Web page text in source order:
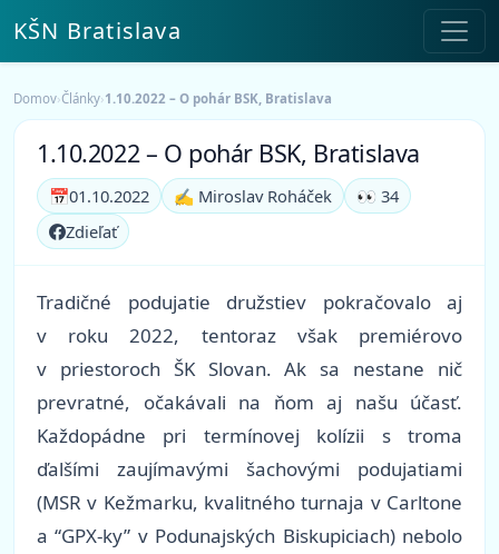
KŠN Bratislava
Domov›Články›1.10.2022 – O pohár BSK, Bratislava
1.10.2022 – O pohár BSK, Bratislava
📅01.10.2022 ✍️ Miroslav Roháček
👀 34
Zdieľať
Tradičné podujatie družstiev pokračovalo aj
v roku 2022, tentoraz však premiérovo
v priestoroch ŠK Slovan. Ak sa nestane nič
prevratné, očakávali na ňom aj našu účasť.
Každopádne pri termínovej kolízii s troma
ďalšími zaujímavými šachovými podujatiami
(MSR v Kežmarku, kvalitného turnaja v Carltone
a “GPX-ky” v Podunajských Biskupiciach) nebolo